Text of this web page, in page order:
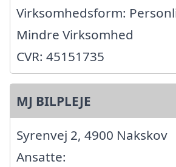
Virksomhedsform:
Mindre Virksomhed
CVR: 45151735
MJ BILPLEJE
Syrenvej 2, 4900 Nakskov
Ansatte: